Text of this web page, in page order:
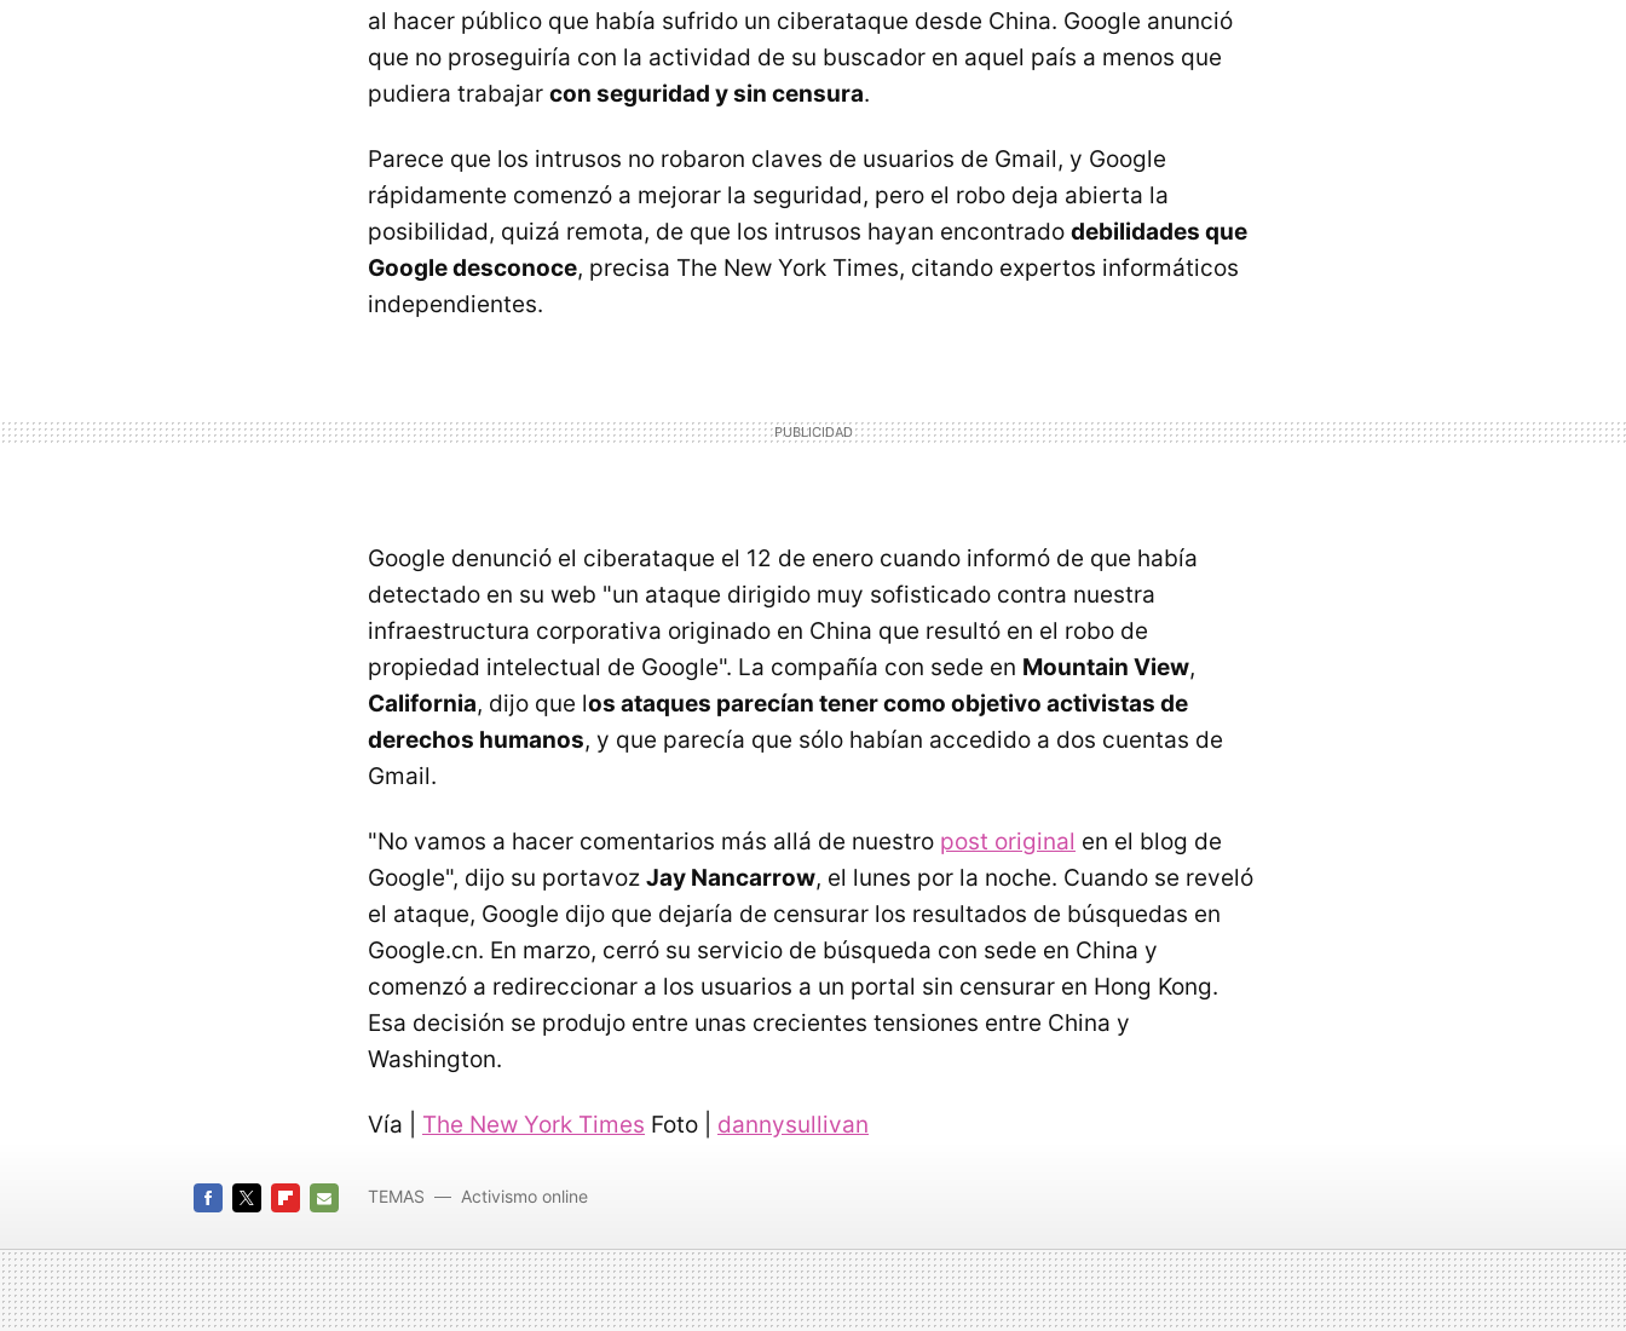
al hacer público que había sufrido un ciberataque desde China. Google anunció
que no proseguiría con la actividad de su buscador en aquel país a menos que
pudiera trabajar con seguridad y sin censura.
Parece que los intrusos no robaron claves de usuarios de Gmail, y Google
rápidamente comenzó a mejorar la seguridad, pero el robo deja abierta la
posibilidad, quizá remota, de que los intrusos hayan encontrado debilidades que
Google desconoce, precisa The New York Times, citando expertos informáticos
independientes.
Google denunció el ciberataque el 12 de enero cuando informó de que había
detectado en su web "un ataque dirigido muy sofisticado contra nuestra
infraestructura corporativa originado en China que resultó en el robo de
propiedad intelectual de Google". La compañía con sede en Mountain View,
California, dijo que los ataques parecían tener como objetivo activistas de
derechos humanos, y que parecía que sólo habían accedido a dos cuentas de
Gmail.
"No vamos a hacer comentarios más allá de nuestro post original en el blog de
Google", dijo su portavoz Jay Nancarrow, el lunes por la noche. Cuando se reveló
el ataque, Google dijo que dejaría de censurar los resultados de búsquedas en
Google.cn. En marzo, cerró su servicio de búsqueda con sede en China y
comenzó a redireccionar a los usuarios a un portal sin censurar en Hong Kong.
Esa decisión se produjo entre unas crecientes tensiones entre China y
Washington.
Vía | The New York Times Foto | dannysullivan
MAIL
TEMAS Activismo online